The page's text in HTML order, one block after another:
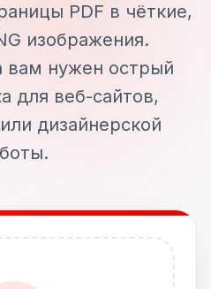
PDF в чёткие,
изображения.
вам нужен острый
для веб-сайтов,
дизайнерской